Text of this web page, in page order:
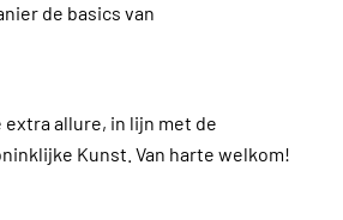
de basics van
allure, in lijn met de
Kunst. Van harte welkom!